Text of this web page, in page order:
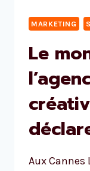
MARKETING
Le
Aux Cannes